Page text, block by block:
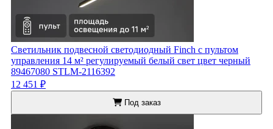
Светильник подвесной светодиодный Finch с пультом
управления 14 м² регулируемый белый свет цвет черный
89467080 STLM-2116392
12 451 ₽
Под заказ